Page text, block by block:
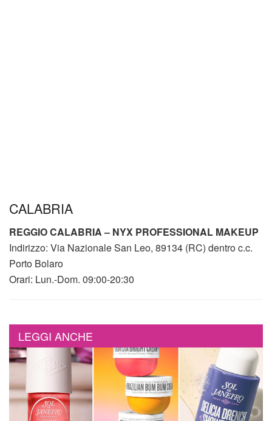
CALABRIA
REGGIO CALABRIA – NYX PROFESSIONAL MAKEUP
Indirizzo: Via Nazionale San Leo, 89134 (RC) dentro c.c.
Porto Bolaro
Orari: Lun.-Dom. 09:00-20:30
LEGGI ANCHE